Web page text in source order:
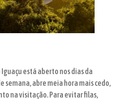
está aberto nos dias da
semana, abre meia hora mais cedo,
na visitação. Para evitar filas,